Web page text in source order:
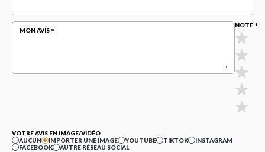
MON AVIS
NOTE
VOTRE AVIS EN IMAGE/VIDÉO
AUCUN
IMPORTER UNE IMAGE YOUTUBE TIKTOK
INSTAGRAM
FACEBOOK
AUTRE RÉSEAU SOCIAL